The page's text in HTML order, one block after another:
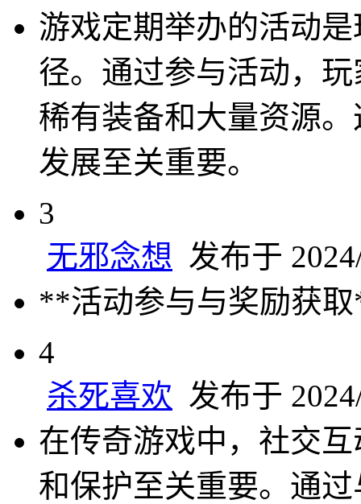
游戏定期举办的活动
径。通过参与活动，
稀有装备和大量资源
发展至关重要。
3
无邪念想 发布于
**活动参与与奖励获
4
杀死喜欢 发布于
在传奇游戏中，社交
和保护至关重要。通